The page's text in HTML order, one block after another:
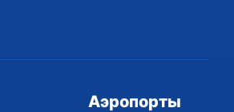
Аэропорты